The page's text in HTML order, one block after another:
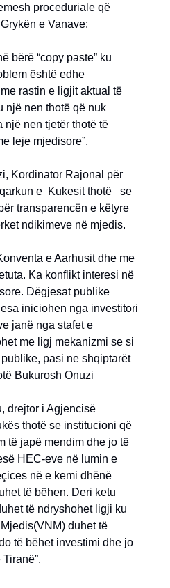
proceduriale që
e Vanave:
bërë “copy paste” ku
është edhe
rastin e ligjit aktual të
një nen thotë që nuk
një nen tjetër thotë të
leje mjedisore”,
Kordinator Rajonal për
e Kukesit thotë se
transparencën e këtyre
ndikimeve në mjedis.
e Aarhusit dhe me
Ka konflikt interesi në
Dëgjesat publike
iniciohen nga investitori
janë nga stafet e
me ligj mekanizmi se si
pasi ne shqiptarët
Bukurosh Onuzi
drejtor i Agjencisë
thotë se institucioni që
të japë mendim dhe jo të
HEC-eve në lumin e
në e kemi dhënë
të bëhen. Deri ketu
të ndryshohet ligji ku
duhet të
të bëhet investimi dhe jo